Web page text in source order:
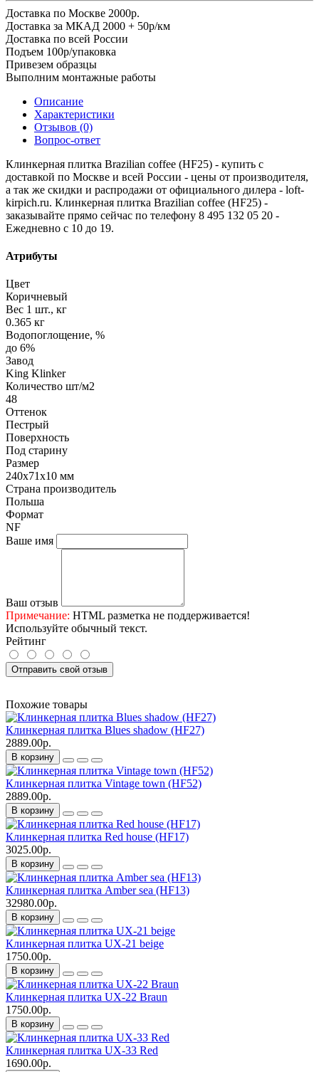
Доставка по Москве 2000р.
Доставка за МКАД 2000 + 50р/км
Доставка по всей России
Подъем 100р/упаковка
Привезем образцы
Выполним монтажные работы
Описание
Характеристики
Отзывов (0)
Вопрос-ответ
Клинкерная плитка Brazilian coffee (HF25) - купить с
доставкой по Москве и всей России - цены от производителя,
а так же скидки и распродажи от официального дилера - loft-
kirpich.ru. Клинкерная плитка Brazilian coffee (HF25) -
заказывайте прямо сейчас по телефону 8 495 132 05 20 -
Ежедневно с 10 до 19.
Атрибуты
Цвет
Коричневый
Вес 1 шт., кг
0.365 кг
Водопоглощение, %
до 6%
Завод
King Klinker
Количество шт/м2
48
Оттенок
Пестрый
Поверхность
Под старину
Размер
240x71x10 мм
Страна производитель
Польша
Формат
NF
Ваше имя
Ваш отзыв
Примечание: HTML разметка не поддерживается!
Используйте обычный текст.
Рейтинг
Отправить свой отзыв
Похожие товары
Клинкерная плитка Blues shadow (HF27)
2889.00р.
В корзину
Клинкерная плитка Vintage town (HF52)
2889.00р.
В корзину
Клинкерная плитка Red house (HF17)
3025.00р.
В корзину
Клинкерная плитка Amber sea (HF13)
32980.00р.
В корзину
Клинкерная плитка UX-21 beige
1750.00р.
В корзину
Клинкерная плитка UX-22 Braun
1750.00р.
В корзину
Клинкерная плитка UX-33 Red
1690.00р.